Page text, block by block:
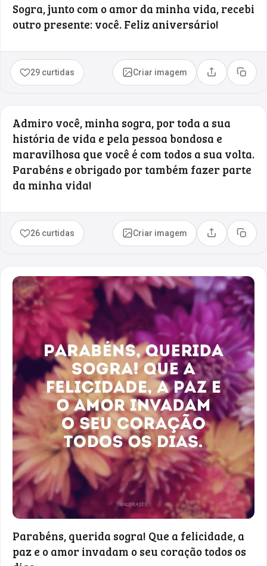
Sogra, junto com o amor da minha vida, recebi
outro presente: você. Feliz aniversário!
29 curtidas Criar imagem Compartilhar
Copiar
Admiro você, minha sogra, por toda a sua
história de vida e pela pessoa bondosa e
maravilhosa que você é com todos a sua volta.
Parabéns e obrigado por também fazer parte
da minha vida!
26 curtidas Criar imagem Compartilhar
Copiar
Parabéns, querida sogra! Que a felicidade, a
paz e o amor invadam o seu coração todos os